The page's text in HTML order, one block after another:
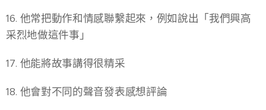
16. 他常把動作和情感聯繫起來，例如說出「我們興高
采烈地做這件事」
17. 他能將故事講得很精采
18. 他會對不同的聲音發表感想評論